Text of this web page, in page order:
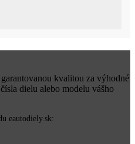
kvalitou za výhodné
dielu alebo modelu vášho
eautodiely.sk: